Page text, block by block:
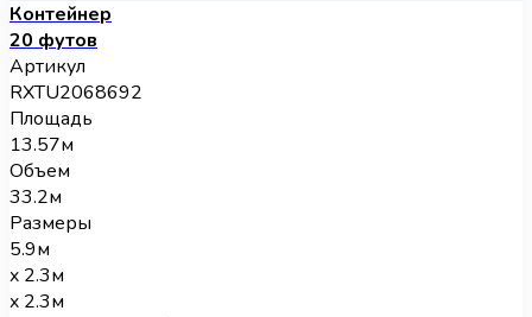
Контейнер
20 футов
Артикул
RXTU2068692
Площадь
13.57м
Объем
33.2м
Размеры
5.9м
x 2.3м
x 2.3м